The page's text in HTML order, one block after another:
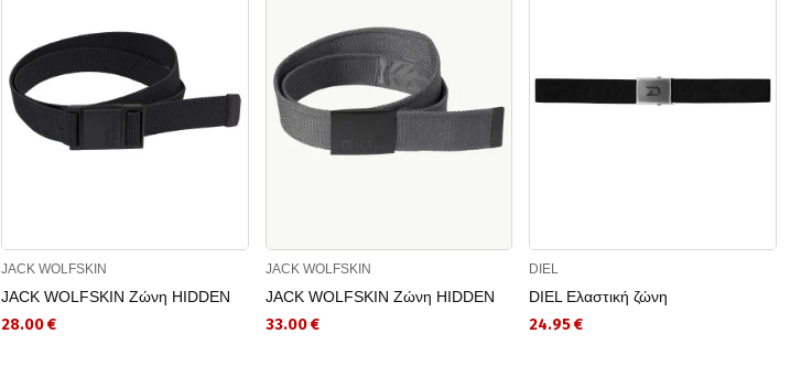
JACK WOLFSKIN
JACK WOLFSKIN Ζώνη HIDDEN
28.00 €
JACK WOLFSKIN
JACK WOLFSKIN Ζώνη HIDDEN
33.00 €
DIEL
DIEL Ελαστική ζώνη
24.95 €